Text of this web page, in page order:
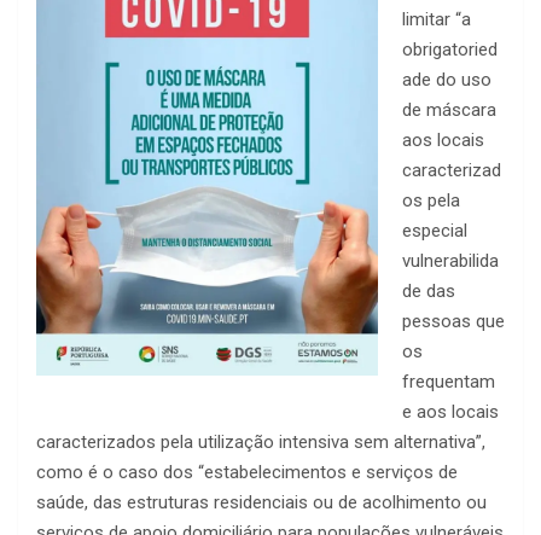
limitar “a
obrigatoried
ade do uso
de máscara
aos locais
caracterizad
os pela
especial
vulnerabilida
de das
pessoas que
os
frequentam
e aos locais
caracterizados pela utilização intensiva sem alternativa”,
como é o caso dos “estabelecimentos e serviços de
saúde, das estruturas residenciais ou de acolhimento ou